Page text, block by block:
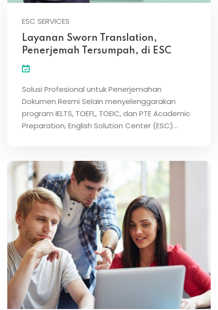
ESC SERVICES
Layanan Sworn Translation,
Penerjemah Tersumpah, di ESC
Solusi Profesional untuk Penerjemahan
Dokumen Resmi Selain menyelenggarakan
program IELTS, TOEFL, TOEIC, dan PTE Academic
Preparation, English Solution Center (ESC)…